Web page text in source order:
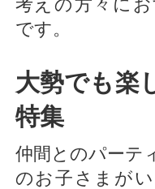
考えの方々に
です。
大勢でも楽
特集
仲間とのパーテ
のお子さまが